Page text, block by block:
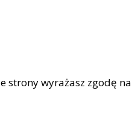
wyrażasz zgodę